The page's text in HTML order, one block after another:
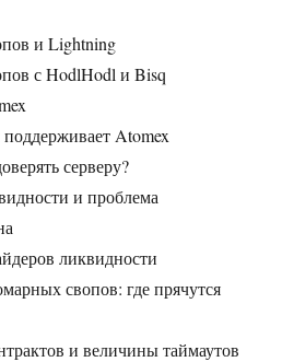
и Lightning
с HodlHodl и Bisq
Atomex
серверу?
и проблема
ликвидности
свопов: где прячутся
и величины таймаутов